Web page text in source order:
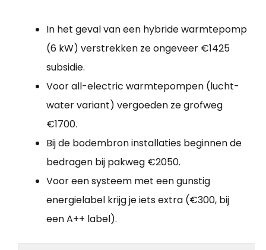
In het geval van een hybride warmtepomp
(6 kW) verstrekken ze ongeveer €1425
subsidie.
Voor all-electric warmtepompen (lucht-
water variant) vergoeden ze grofweg
€1700.
Bij de bodembron installaties beginnen de
bedragen bij pakweg €2050.
Voor een systeem met een gunstig
energielabel krijg je iets extra (€300, bij
een A++ label).